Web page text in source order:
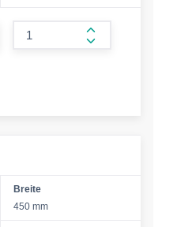
form.increase-
Breite
450 mm